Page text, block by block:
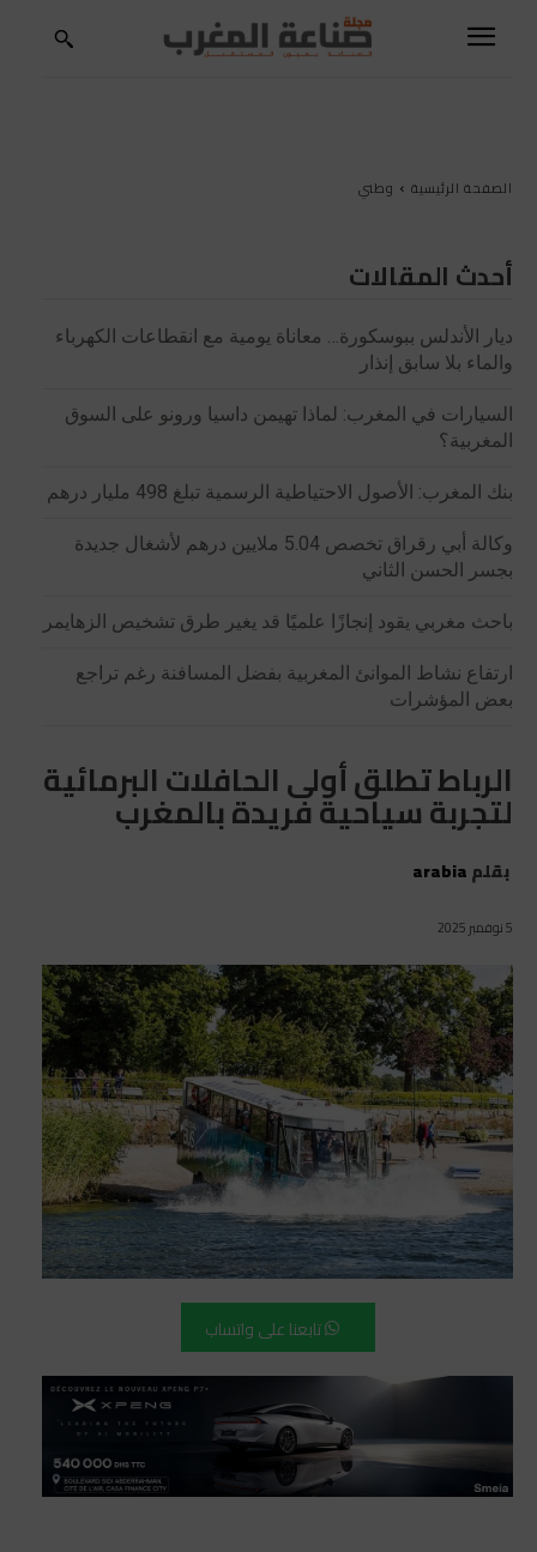
الصفحة الرئيسية وطني
أحدث المقالات
ديار الأندلس ببوسكورة… معاناة يومية مع انقطاعات الكهرباء
والماء بلا سابق إنذار
السيارات في المغرب: لماذا تهيمن داسيا ورونو على السوق
المغربية؟
بنك المغرب: الأصول الاحتياطية الرسمية تبلغ 498 مليار درهم
وكالة أبي رقراق تخصص 5.04 ملايين درهم لأشغال جديدة
بجسر الحسن الثاني
باحث مغربي يقود إنجازًا علميًا قد يغير طرق تشخيص الزهايمر
ارتفاع نشاط الموانئ المغربية بفضل المسافنة رغم تراجع
بعض المؤشرات
الرباط تطلق أولى الحافلات البرمائية
لتجربة سياحية فريدة بالمغرب
بقلمarabia
5 نوفمبر 2025
تابعنا على واتساب